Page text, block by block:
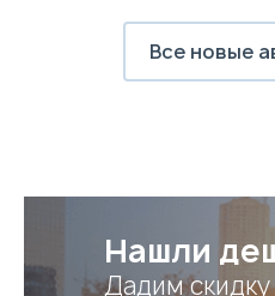
Все новые
Нашли
Дадим